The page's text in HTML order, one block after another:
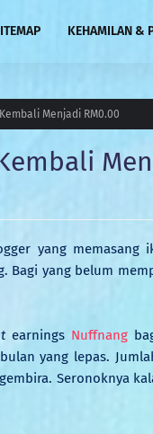
KEHAMILAN &
Menjadi RM0.00
yang memasang
Bagi yang belum
earnings Nuffnang
yang lepas.
Seronoknya